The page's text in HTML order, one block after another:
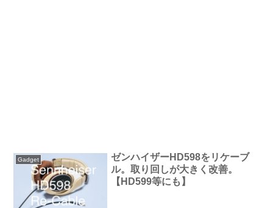
Gadget
ゼンハイザーHD598をリケーブ
ル。取り回しが大きく改善。
【HD599等にも】